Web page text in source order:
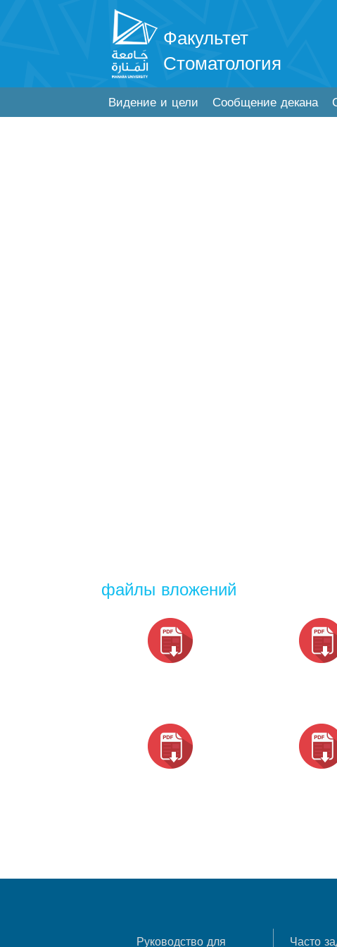
Факультет
Стоматология
Видение и цели Сообщение декана
файлы вложений
Руководство для Часто